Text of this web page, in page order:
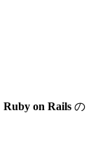
Ruby on Rails の